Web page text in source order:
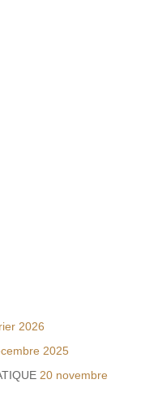
2026
2025
20 novembre